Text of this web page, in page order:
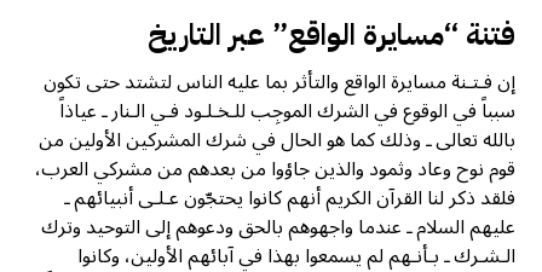
فتنة “مسايرة الواقع” عبر التاريخ
إن فـتـنة مسايرة الواقع والتأثر بما عليه الناس لتشتد حتى تكون
سبباً في الوقوع في الشرك الموجِب للـخـلـود فـي الـنار ـ عياذاً
بالله تعالى ـ وذلك كما هو الحال في شرك المشركين الأولين من
قوم نوح وعاد وثمود والذين جاؤوا من بعدهم من مشركي العرب،
فلقد ذكر لنا القرآن الكريم أنهم كانوا يحتجّون عـلـى أنبيائهم ـ
عليهم السلام ـ عندما واجهوهم بالحق ودعوهم إلى التوحيد وترك
الـشـرك ـ بـأنـهم لم يسمعوا بهذا في آبائهم الأولين، وكانوا